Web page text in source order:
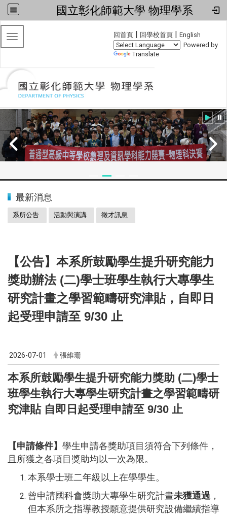
國立彰化師範大學 物理學系
回首頁 | 回學校首頁 | English
Powered by
Translate
Toggle navigation
最新消息
系所公告 活動與演講 徵才訊息
【公告】本系所鼓勵學生提升研究能力
獎助辦法 (二)學士班學生執行大專學生
研究計畫之學習範疇研究津貼，自即日
起受理申請至 9/30 止
2026-07-01 張維珊
本系所鼓勵學生提升研究能力獎助 (二)學士
班學生執行大專學生研究計畫之學習範疇研
究津貼 自即日起受理申請至 9/30 止
【申請條件】 學生申請各獎助項目須符合下列條件，
且所獲之各項目獎助均以一次為限。
本系學士班二年級以上在學學生。
曾申請國科會獎助大專學生研究計畫未獲通過 ，
但本系所之指導教授願意提供研究設備繼續指導